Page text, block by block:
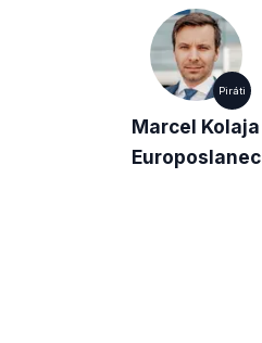
Piráti
Marcel Kolaja
Europoslanec